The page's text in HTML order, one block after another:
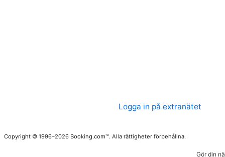
Logga in på extranätet
Copyright © 1996–2026 Booking.com™. Alla rättigheter förbehållna.
Gör din